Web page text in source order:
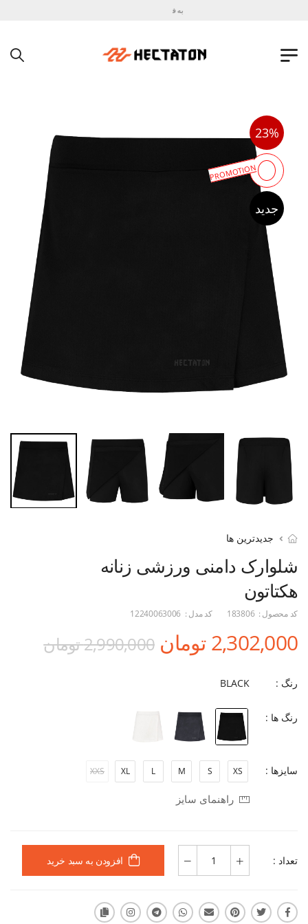
به فروشگاه اینترنتی هکتاتون خوش آمدید !
23%
PROMOTION
جدید
جدیدترین ها
شلوارک دامنی ورزشی زنانه
هکتاتون
کد محصول : 183806 کد مدل : 12240063006
2,302,000 تومان 2,990,000 تومان
رنگ : BLACK
رنگ ها :
سایزها : XS
S
M
L
XL
XXS
راهنمای سایز
تعداد : افزودن به سبد خرید